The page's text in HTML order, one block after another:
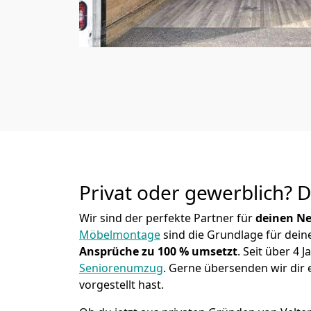
Privat oder gewerblich?
Wir sind der perfekte Partner fürdeinen
Möbelmontagesind die Grundlage für
Ansprüche zu 100 % umsetzt. Seit über 4
Seniorenumzug. Gerne übersenden wir dir
vorgestellt hast.